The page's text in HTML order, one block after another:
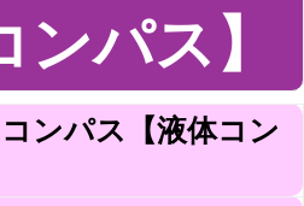
ンパス】
ンパス【液体コン